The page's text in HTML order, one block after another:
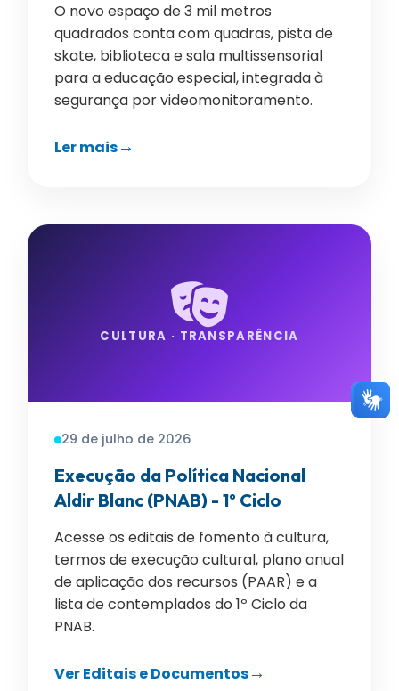
O novo espaço de 3 mil metros
quadrados conta com quadras, pista de
skate, biblioteca e sala multissensorial
para a educação especial, integrada à
segurança por videomonitoramento.
Ler mais
CULTURA · TRANSPARÊNCIA
29 de julho de 2026
Execução da Política Nacional
Aldir Blanc (PNAB) - 1º Ciclo
Acesse os editais de fomento à cultura,
termos de execução cultural, plano anual
de aplicação dos recursos (PAAR) e a
lista de contemplados do 1º Ciclo da
PNAB.
Ver Editais e Documentos